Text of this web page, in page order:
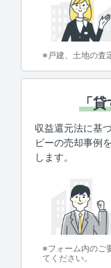
※戸建、土地の査
「貸
収益還元法に基
ビーの売却事例
します。
※フォーム内のご
てください。